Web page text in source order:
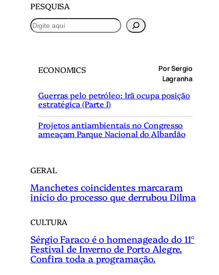
PESQUISA
P
e
ECONOMICS
Por Sergio
Lagranha
Guerras pelo petróleo: Irã ocupa posição
estratégica (Parte I)
Projetos antiambientais no Congresso
ameaçam Parque Nacional do Albardão
GERAL
Manchetes coincidentes marcaram
início do processo que derrubou Dilma
CULTURA
Sérgio Faraco é o homenageado do 11°
Festival de Inverno de Porto Alegre.
Confira toda a programação.